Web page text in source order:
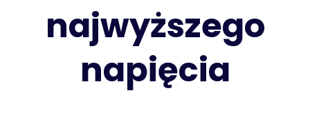
najwyższego
napięcia